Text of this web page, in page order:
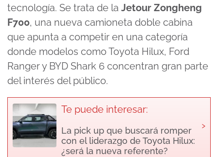
tecnología. Se trata de la Jetour Zongheng
F700, una nueva camioneta doble cabina
que apunta a competir en una categoría
donde modelos como Toyota Hilux, Ford
Ranger y BYD Shark 6 concentran gran parte
del interés del público.
Te puede interesar:
La pick up que buscará romper
con el liderazgo de Toyota Hilux:
¿será la nueva referente?
›